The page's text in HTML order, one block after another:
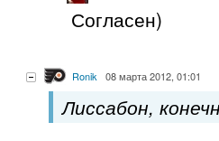
Согласен)
Ronik 08 марта 2012, 01:01
Лиссабон,